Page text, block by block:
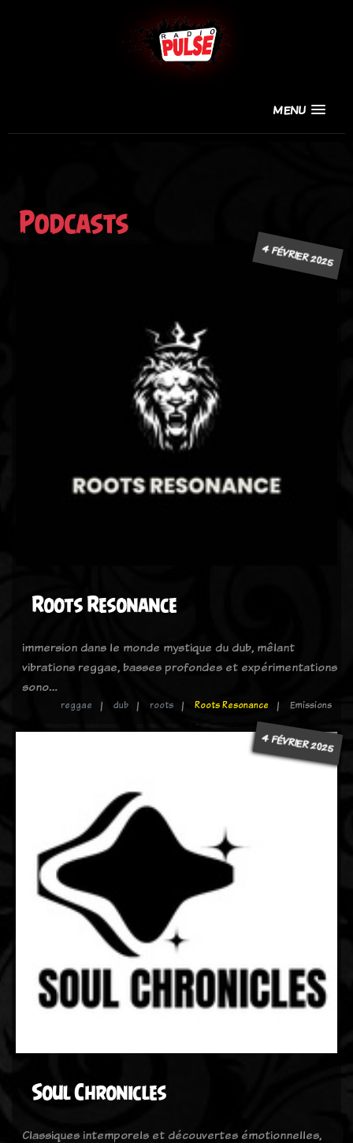
MENU
Podcasts
4 FÉVRIER 2025
Roots Resonance
immersion dans le monde mystique du dub, mêlant
vibrations reggae, basses profondes et expérimentations
sono…
reggae dub roots Roots Resonance Emissions
4 FÉVRIER 2025
Soul Chronicles
Classiques intemporels et découvertes émotionnelles,